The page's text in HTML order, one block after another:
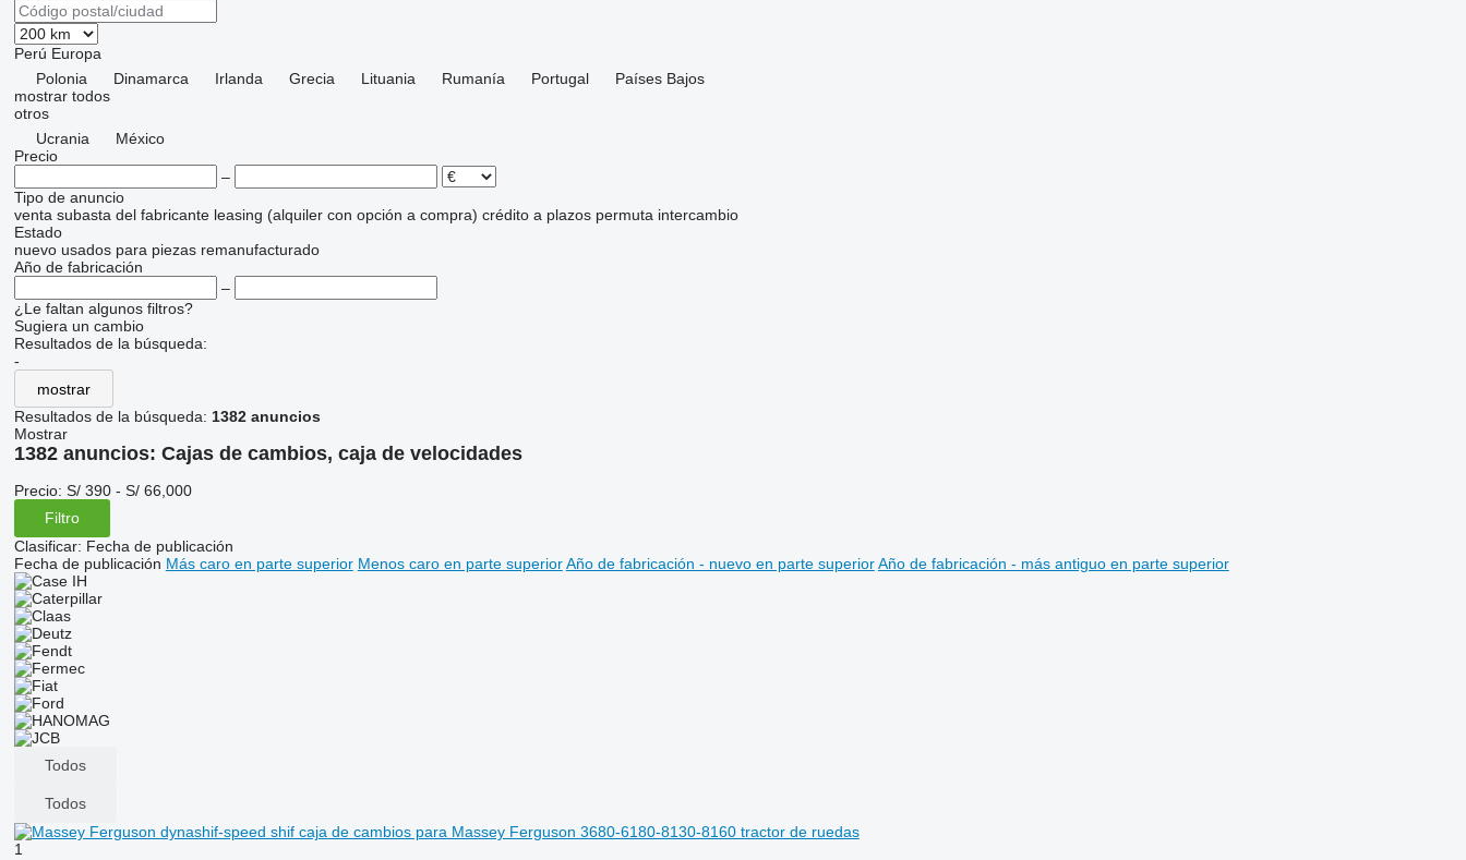
Perú Europa
Polonia
Dinamarca Irlanda Grecia Lituania Rumanía Portugal
Países Bajos
mostrar todos
otros
Ucrania
México
Precio
–
Tipo de anuncio
venta subasta del fabricante leasing (alquiler con opción a compra) crédito a plazos permuta intercambio
Estado
nuevo usados para piezas remanufacturado
Año de fabricación
–
¿Le faltan algunos filtros?
Sugiera un cambio
Resultados de la búsqueda:
-
mostrar
Resultados de la búsqueda: 1382 anuncios
Mostrar
1382 anuncios: Cajas de cambios, caja de velocidades
Precio: S/ 390 - S/ 66,000
Filtro
Clasificar: Fecha de publicación
Fecha de publicación Más caro en parte superior Menos caro en parte superior Año de fabricación - nuevo en parte superior Año de fabricación - más antiguo en parte superior
Todos
Todos
1